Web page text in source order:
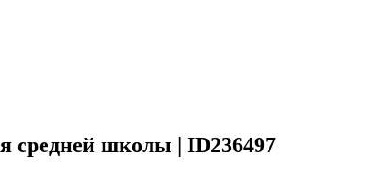
средней школы | ID236497